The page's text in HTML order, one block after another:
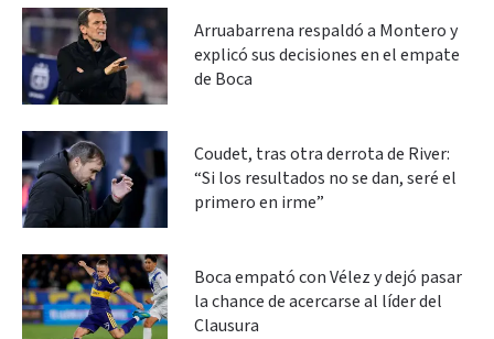
Arruabarrena respaldó a Montero y
explicó sus decisiones en el empate
de Boca
Coudet, tras otra derrota de River:
“Si los resultados no se dan, seré el
primero en irme”
Boca empató con Vélez y dejó pasar
la chance de acercarse al líder del
Clausura